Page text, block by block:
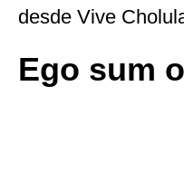
desde Vive
Ego sum